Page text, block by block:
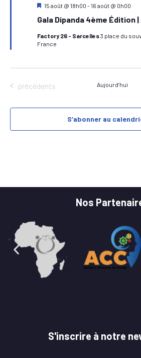
Gala Dipanda 4ème Édition |
M
s
n
a
n
15 août @ 18h00 -16 août @ 0h00
Factory 26 - Sarcelles3 place du
France
Évènements
précédents Aujourd’hui
S’abonner au
Nos
S'inscrire à notre